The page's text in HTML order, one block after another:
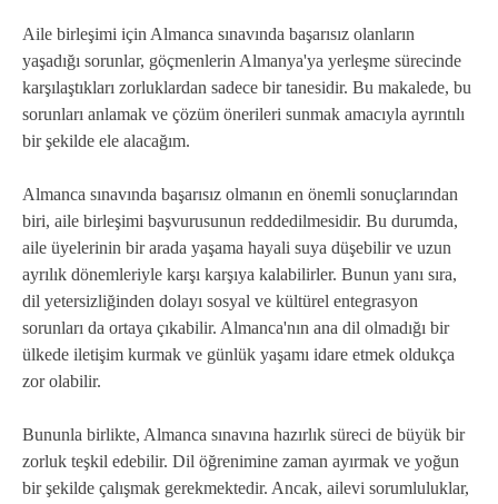
Aile birleşimi için Almanca sınavında başarısız olanların
yaşadığı sorunlar, göçmenlerin Almanya'ya yerleşme sürecinde
karşılaştıkları zorluklardan sadece bir tanesidir. Bu makalede, bu
sorunları anlamak ve çözüm önerileri sunmak amacıyla ayrıntılı
bir şekilde ele alacağım.
Almanca sınavında başarısız olmanın en önemli sonuçlarından
biri, aile birleşimi başvurusunun reddedilmesidir. Bu durumda,
aile üyelerinin bir arada yaşama hayali suya düşebilir ve uzun
ayrılık dönemleriyle karşı karşıya kalabilirler. Bunun yanı sıra,
dil yetersizliğinden dolayı sosyal ve kültürel entegrasyon
sorunları da ortaya çıkabilir. Almanca'nın ana dil olmadığı bir
ülkede iletişim kurmak ve günlük yaşamı idare etmek oldukça
zor olabilir.
Bununla birlikte, Almanca sınavına hazırlık süreci de büyük bir
zorluk teşkil edebilir. Dil öğrenimine zaman ayırmak ve yoğun
bir şekilde çalışmak gerekmektedir. Ancak, ailevi sorumluluklar,